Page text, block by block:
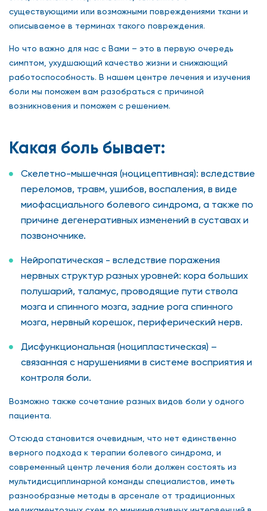
существующими или возможными повреждениями ткани и
описываемое в терминах такого повреждения.
Но что важно для нас с Вами – это в первую очередь
симптом, ухудшающий качество жизни и снижающий
работоспособность. В нашем центре лечения и изучения
боли мы поможем вам разобраться с причиной
возникновения и поможем с решением.
Какая боль бывает:
Скелетно-мышечная (ноцицептивная): вследствие
переломов, травм, ушибов, воспаления, в виде
миофасциального болевого синдрома, а также по
причине дегенеративных изменений в суставах и
позвоночнике.
Нейропатическая - вследствие поражения
нервных структур разных уровней: кора больших
полушарий, таламус, проводящие пути ствола
мозга и спинного мозга, задние рога спинного
мозга, нервный корешок, периферический нерв.
Дисфункциональная (ноципластическая) –
связанная с нарушениями в системе восприятия и
контроля боли.
Возможно также сочетание разных видов боли у одного
пациента.
Отсюда становится очевидным, что нет единственно
верного подхода к терапии болевого синдрома, и
современный центр лечения боли должен состоять из
мультидисциплинарной команды специалистов, иметь
разнообразные методы в арсенале от традиционных